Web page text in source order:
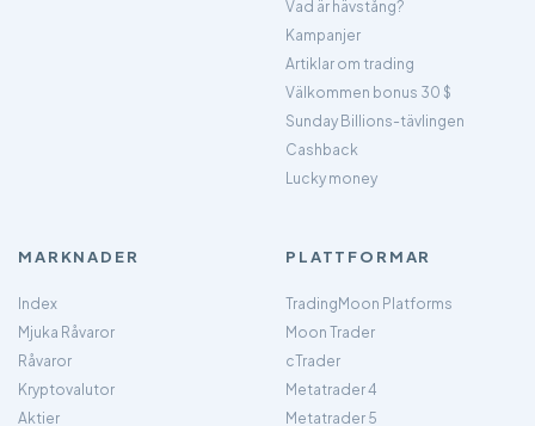
Vad är hävstång?
Kampanjer
Artiklar om trading
Välkommen bonus 30 $
Sunday Billions-tävlingen
Cashback
Lucky money
MARKNADER
Index
Mjuka Råvaror
Råvaror
Kryptovalutor
Aktier
PLATTFORMAR
TradingMoon Platforms
Moon Trader
cTrader
Metatrader 4
Metatrader 5